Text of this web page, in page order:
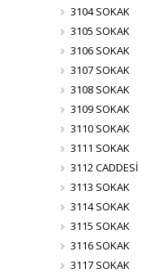
3104 SOKAK
3105 SOKAK
3106 SOKAK
3107 SOKAK
3108 SOKAK
3109 SOKAK
3110 SOKAK
3111 SOKAK
3112 CADDESİ
3113 SOKAK
3114 SOKAK
3115 SOKAK
3116 SOKAK
3117 SOKAK